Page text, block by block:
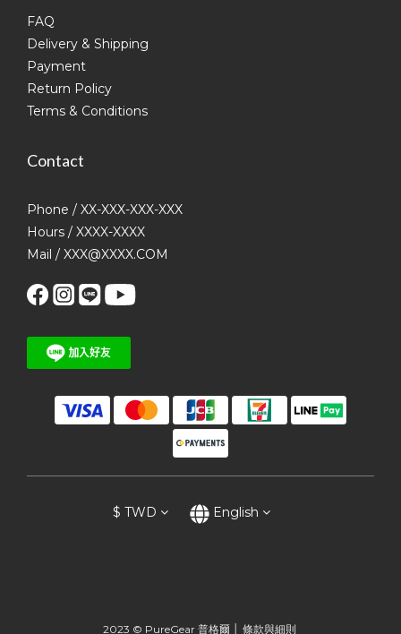
FAQ
Delivery & Shipping
Payment
Return Policy
Terms & Conditions
Contact
Phone / XX-XXX-XXX-XXX
Hours / XXXX-XXXX
Mail / XXX@XXXX.COM
$ TWD English
2023 © PureGear 普格爾 │ 條款與細則